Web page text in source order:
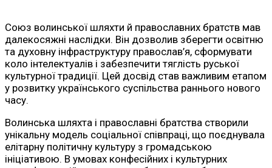
Союз волинської шляхти й православних братств мав
далекосяжні наслідки. Він дозволив зберегти освітню
та духовну інфраструктуру православ’я, сформувати
коло інтелектуалів і забезпечити тяглість руської
культурної традиції. Цей досвід став важливим етапом
у розвитку українського суспільства раннього нового
часу.
Волинська шляхта і православні братства створили
унікальну модель соціальної співпраці, що поєднувала
елітарну політичну культуру з громадською
ініціативою. В умовах конфесійних і культурних